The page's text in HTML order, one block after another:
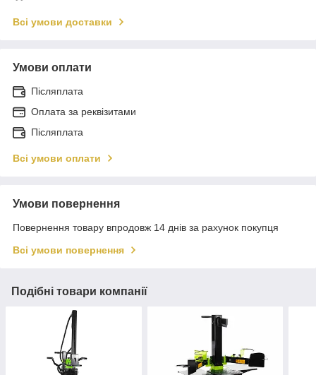
Всі умови доставки
Умови оплати
Післяплата
Оплата за реквізитами
Післяплата
Всі умови оплати
Умови повернення
Повернення товару впродовж 14 днів за рахунок покупця
Всі умови повернення
Подібні товари компанії